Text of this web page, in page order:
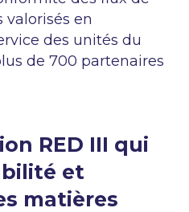
en
des unités du
de 700 partenaires
RED III qui
et
matières